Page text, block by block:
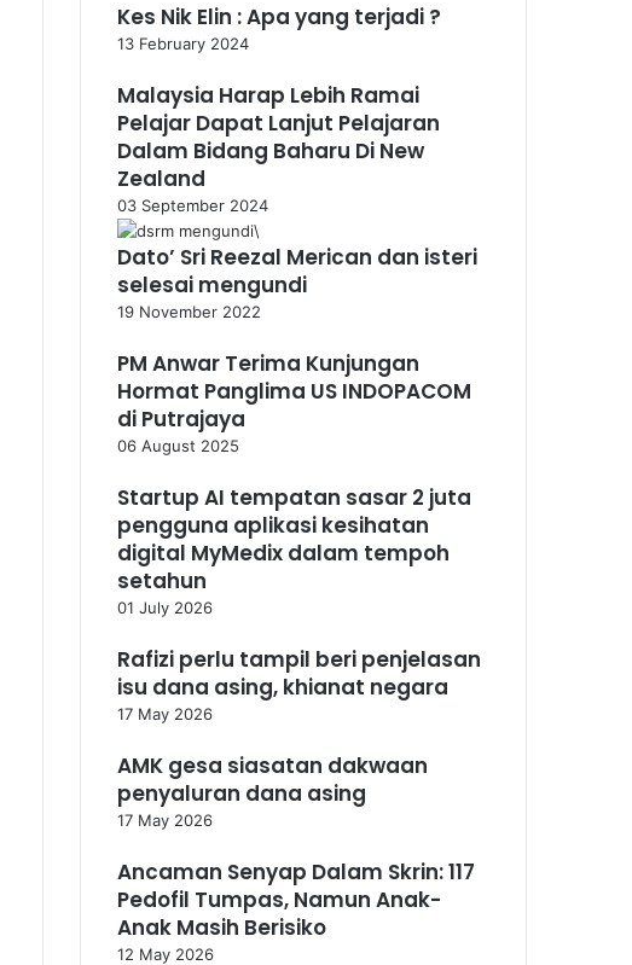
Kes Nik Elin : Apa yang terjadi ?
13 February 2024
Malaysia Harap Lebih Ramai
Pelajar Dapat Lanjut Pelajaran
Dalam Bidang Baharu Di New
Zealand
03 September 2024
Dato’ Sri Reezal Merican dan isteri
selesai mengundi
19 November 2022
PM Anwar Terima Kunjungan
Hormat Panglima US INDOPACOM
di Putrajaya
06 August 2025
Startup AI tempatan sasar 2 juta
pengguna aplikasi kesihatan
digital MyMedix dalam tempoh
setahun
01 July 2026
Rafizi perlu tampil beri penjelasan
isu dana asing, khianat negara
17 May 2026
AMK gesa siasatan dakwaan
penyaluran dana asing
17 May 2026
Ancaman Senyap Dalam Skrin: 117
Pedofil Tumpas, Namun Anak-
Anak Masih Berisiko
12 May 2026